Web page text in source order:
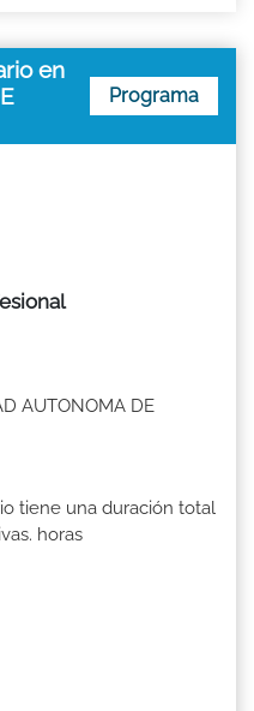
en
Programa
AUTONOMA DE
tiene una duración total
horas